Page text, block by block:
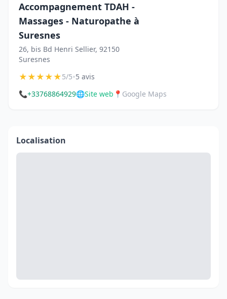
Accompagnement TDAH -
Massages - Naturopathe à
Suresnes
26, bis Bd Henri Sellier, 92150
Suresnes
★★★★★5/5•5 avis
📞+33768864929🌐Site web 📍 Google Maps
Localisation